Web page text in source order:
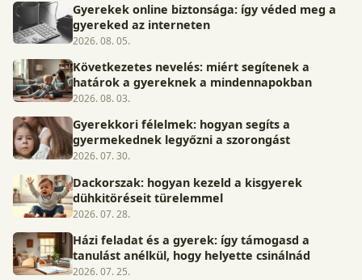
Gyerekek online biztonsága: így véded meg a
gyereked az interneten
2026. 08. 05.
Következetes nevelés: miért segítenek a
határok a gyereknek a mindennapokban
2026. 08. 03.
Gyerekkori félelmek: hogyan segíts a
gyermekednek legyőzni a szorongást
2026. 07. 30.
Dackorszak: hogyan kezeld a kisgyerek
dühkitöréseit türelemmel
2026. 07. 28.
Házi feladat és a gyerek: így támogasd a
tanulást anélkül, hogy helyette csinálnád
2026. 07. 25.